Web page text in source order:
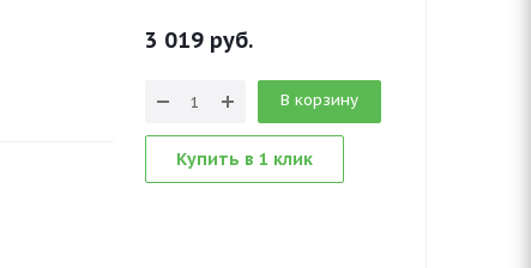
3 019 руб.
В корзину
Купить в 1 клик